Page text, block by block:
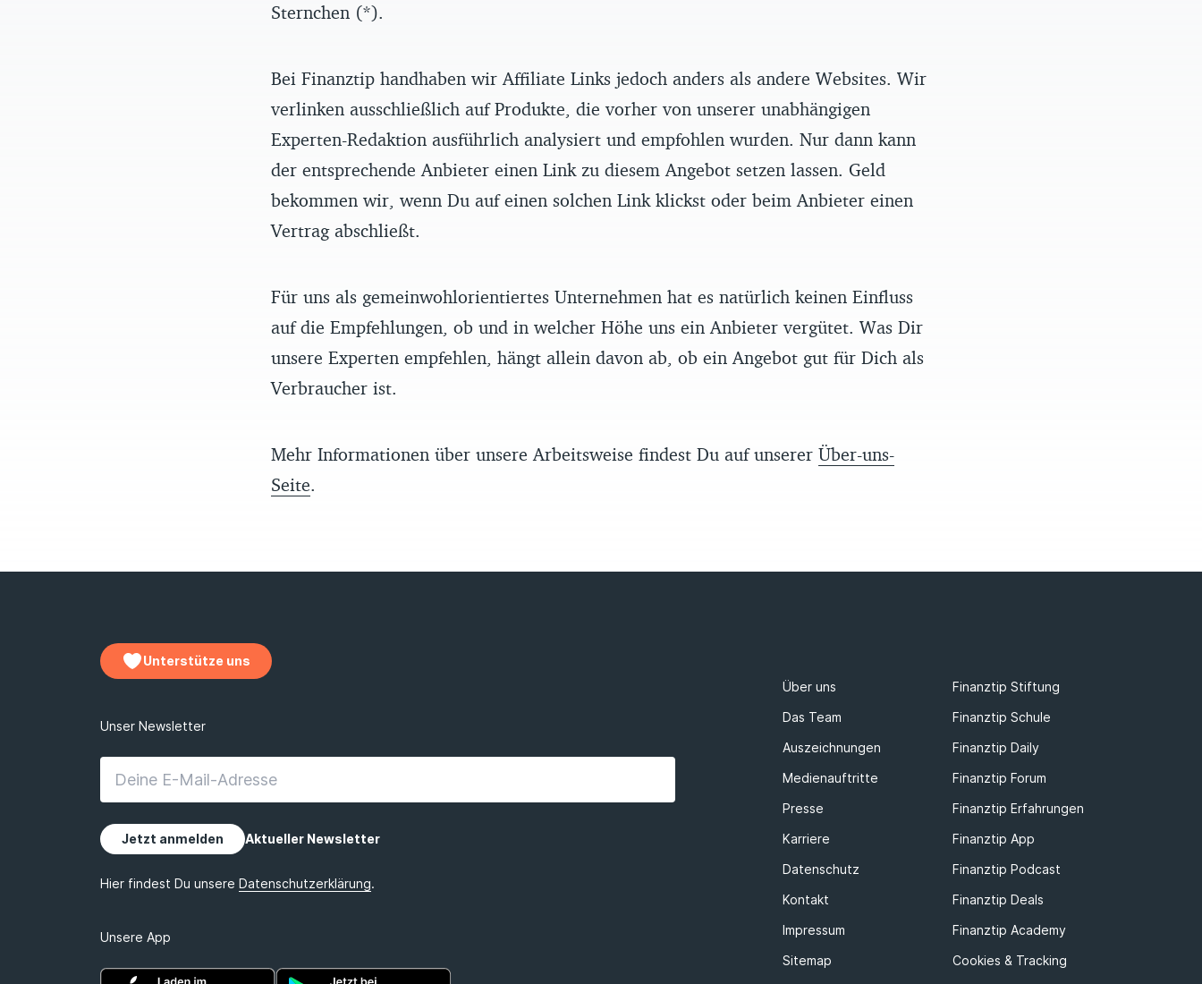
Sternchen (*).
Bei Finanztip handhaben wir Affiliate Links jedoch anders als andere Websites. Wir
verlinken ausschließlich auf Produkte, die vorher von unserer unabhängigen
Experten-Redaktion ausführlich analysiert und empfohlen wurden. Nur dann kann
der entsprechende Anbieter einen Link zu diesem Angebot setzen lassen. Geld
bekommen wir, wenn Du auf einen solchen Link klickst oder beim Anbieter einen
Vertrag abschließt.
Für uns als gemeinwohlorientiertes Unternehmen hat es natürlich keinen Einfluss
auf die Empfehlungen, ob und in welcher Höhe uns ein Anbieter vergütet. Was Dir
unsere Experten empfehlen, hängt allein davon ab, ob ein Angebot gut für Dich als
Verbraucher ist.
Mehr Informationen über unsere Arbeitsweise findest Du auf unserer Über-uns-
Seite.
Unterstütze uns
Unsere App
Über uns
Finanztip Stiftung
Das Team
Finanztip Schule
Auszeichnungen
Finanztip Daily
Medienauftritte
Finanztip Forum
Presse
Finanztip Erfahrungen
Karriere
Finanztip App
Datenschutz
Finanztip Podcast
Kontakt
Finanztip Deals
Impressum
Finanztip Academy
Sitemap
Cookies & Tracking